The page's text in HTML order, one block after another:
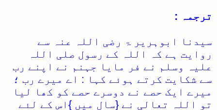
ترجمہ :
سیدنا ابوہریر ۃ رضی اللہ عنہ سے
روایت ہے کہ اللہ کے رسول صلی اللہ
علیہ وسلم نے فر مایا جہنم نے اپنے رب
سے شکایت کرتے ہوئے کہا : اے میرے رب ؛
میرے ایک حصے نے دوسرے حصے کو کھا لیا
تو اللہ تعالی نے {سال میں }اس کے لئے